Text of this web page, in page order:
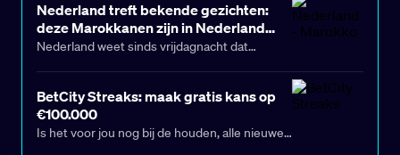
Nederland treft bekende gezichten:
deze Marokkanen zijn in Nederland
geboren
Nederland weet sinds vrijdagnacht dat
de nacht van maandag op dinsdag (03.00 uur
Nederlandse tijd) gespeeld, dus de wekker
mag gezet worden. Met de grote en fanatieke
BetCity Streaks: maak gratis kans op
€100.000
Is het voor jou nog bij de houden, alle nieuwe